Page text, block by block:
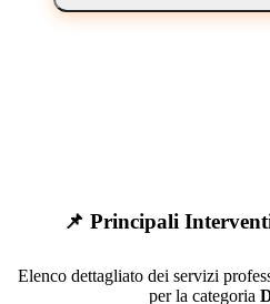
📌 Principali
Elenco dettagliato dei servizi
per la categoria